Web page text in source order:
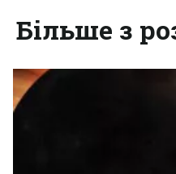
Більше з